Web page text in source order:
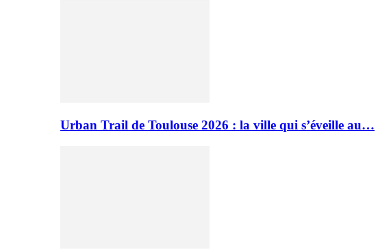
Urban Trail de Toulouse 2026 : la ville qui s’éveille au…